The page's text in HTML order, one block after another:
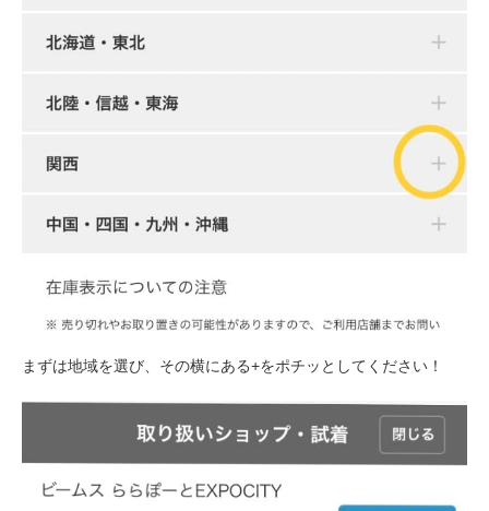
まずは地域を選び、その横にある+をポチッとしてください！